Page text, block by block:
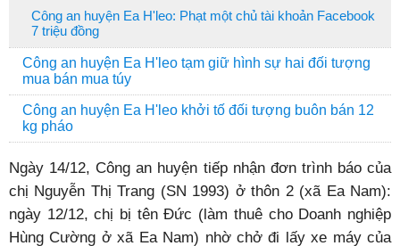
Công an huyện Ea H'leo: Phạt một chủ tài khoản Facebook
7 triệu đồng
Công an huyện Ea H'leo tạm giữ hình sự hai đối tượng
mua bán mua túy
Công an huyện Ea H'leo khởi tố đối tượng buôn bán 12
kg pháo
Ngày 14/12,Công an huyện tiếp nhận đơn trình báo của
chị Nguyễn Thị Trang (SN 1993) ở thôn 2 (xã Ea Nam):
ngày 12/12, chị bị tên Đức (làm thuê cho Doanh nghiệp
Hùng Cường ở xã Ea Nam) nhờ chở đi lấy xe máy của